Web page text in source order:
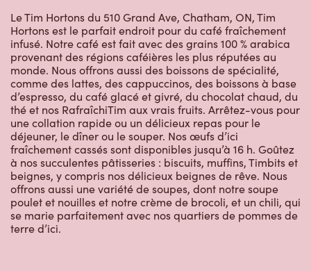
Le Tim Hortons du 510 Grand Ave, Chatham, ON, Tim
Hortons est le parfait endroit pour du café fraîchement
infusé. Notre café est fait avec des grains 100 % arabica
provenant des régions caféières les plus réputées au
monde. Nous offrons aussi des boissons de spécialité,
comme des lattes, des cappuccinos, des boissons à base
d’espresso, du café glacé et givré, du chocolat chaud, du
thé et nos RafraîchiTim aux vrais fruits. Arrêtez-vous pour
une collation rapide ou un délicieux repas pour le
déjeuner, le dîner ou le souper. Nos œufs d’ici
fraîchement cassés sont disponibles jusqu’à 16 h. Goûtez
à nos succulentes pâtisseries : biscuits, muffins, Timbits et
beignes, y compris nos délicieux beignes de rêve. Nous
offrons aussi une variété de soupes, dont notre soupe
poulet et nouilles et notre crème de brocoli, et un chili, qui
se marie parfaitement avec nos quartiers de pommes de
terre d’ici.